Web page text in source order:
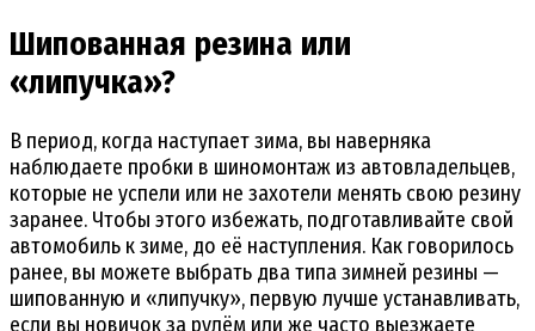
Шипованная резина или
«липучка»?
В период, когда наступает зима, вы наверняка
наблюдаете пробки в шиномонтаж из автовладельцев,
которые не успели или не захотели менять свою резину
заранее. Чтобы этого избежать, подготавливайте свой
автомобиль к зиме, до её наступления. Как говорилось
ранее, вы можете выбрать два типа зимней резины —
шипованную и «липучку», первую лучше устанавливать,
если вы новичок за рулём или же часто выезжаете